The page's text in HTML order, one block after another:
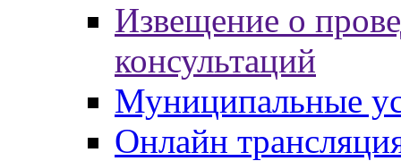
Извещение о
консультаций
Муниципальные
Онлайн